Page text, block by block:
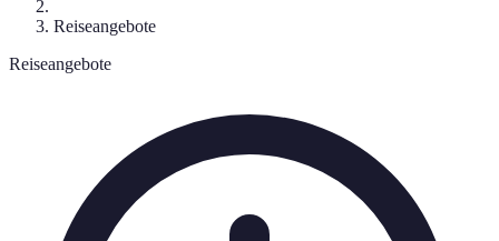
Reiseangebote
Reiseangebote